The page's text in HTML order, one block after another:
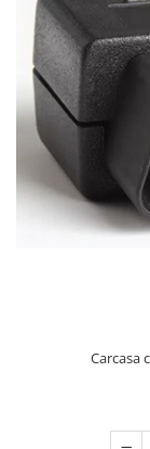
HIPS
PMMA
MULTIMATERIAL
Carcasa